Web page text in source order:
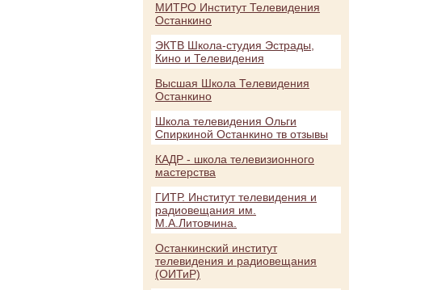
МИТРО Институт Телевидения
Останкино
ЭКТВ Школа-студия Эстрады,
Кино и Телевидения
Высшая Школа Телевидения
Останкино
Школа телевидения Ольги
Спиркиной Останкино тв отзывы
КАДР - школа телевизионного
мастерства
ГИТР. Институт телевидения и
радиовещания им.
М.А.Литовчина.
Останкинский институт
телевидения и радиовещания
(ОИТиР)